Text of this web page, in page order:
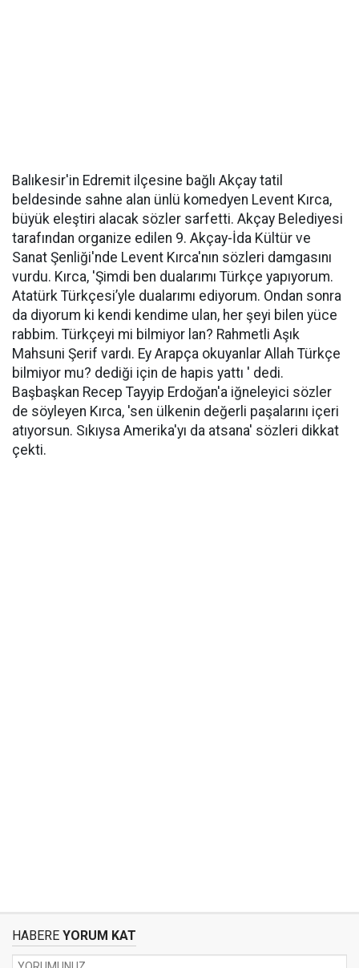
Balıkesir'in Edremit ilçesine bağlı Akçay tatil
beldesinde sahne alan ünlü komedyen Levent Kırca,
büyük eleştiri alacak sözler sarfetti. Akçay Belediyesi
tarafından organize edilen 9. Akçay-İda Kültür ve
Sanat Şenliği'nde Levent Kırca'nın sözleri damgasını
vurdu. Kırca, 'Şimdi ben dualarımı Türkçe yapıyorum.
Atatürk Türkçesi’yle dualarımı ediyorum. Ondan sonra
da diyorum ki kendi kendime ulan, her şeyi bilen yüce
rabbim. Türkçeyi mi bilmiyor lan? Rahmetli Aşık
Mahsuni Şerif vardı. Ey Arapça okuyanlar Allah Türkçe
bilmiyor mu? dediği için de hapis yattı ' dedi.
Başbaşkan Recep Tayyip Erdoğan'a iğneleyici sözler
de söyleyen Kırca, 'sen ülkenin değerli paşalarını içeri
atıyorsun. Sıkıysa Amerika'yı da atsana' sözleri dikkat
çekti.
HABERE YORUM KAT